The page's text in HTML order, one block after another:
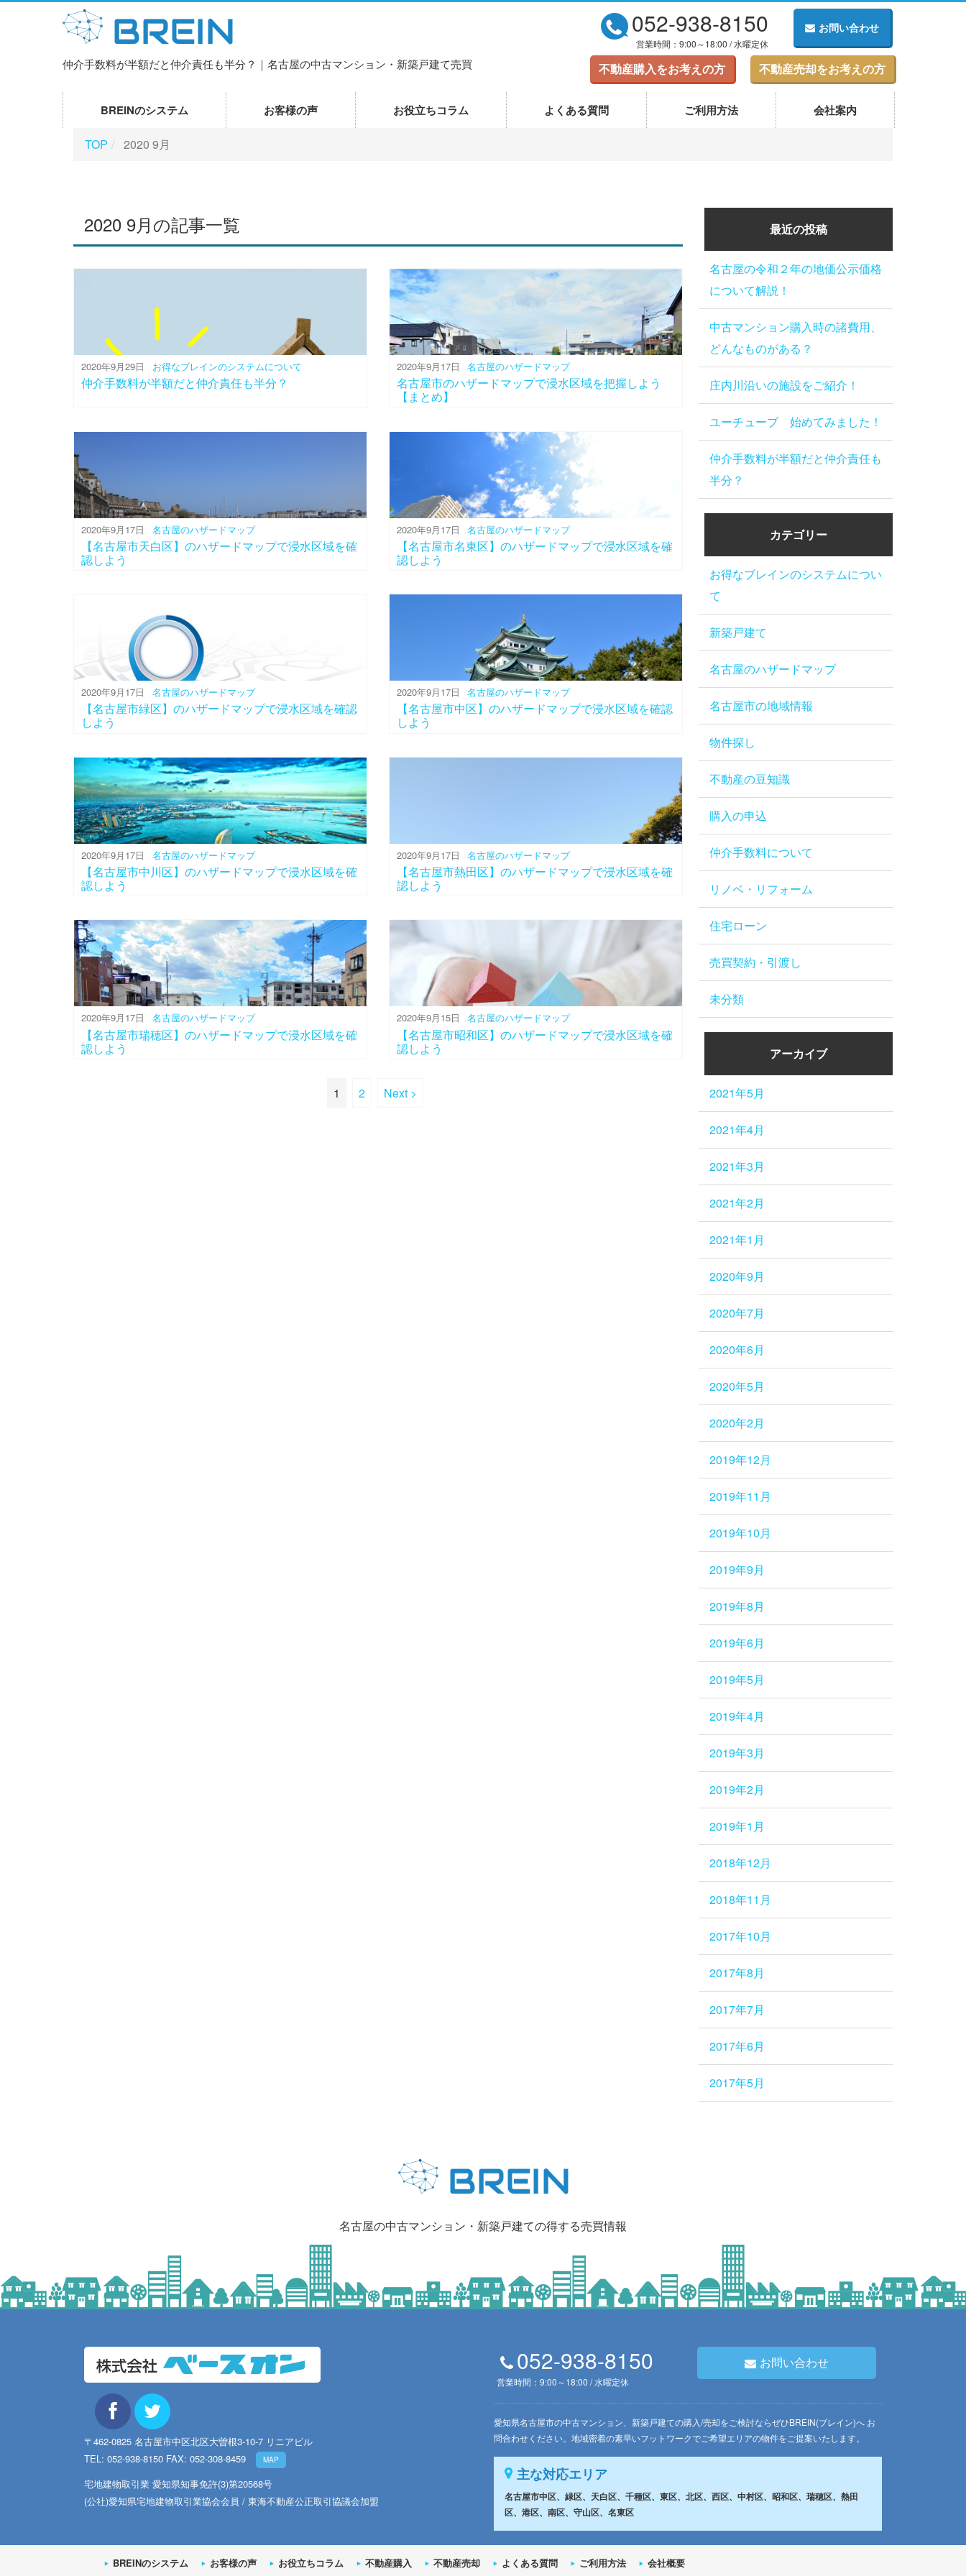
仲介手数料が半額だと仲介責任も半分？｜名古屋の中古マンション・新築戸建て売買
052-938-8150
営業時間：9:00～18:00 / 水曜定休
お問い合わせ
不動産購入をお考えの方 不動産売却をお考えの方
BREINのシステム お客様の声 お役立ちコラム よくある質問 ご利用方法 会社案内
TOP 2020 9月
2020 9月の記事一覧
2020年9月29日 お得なブレインのシステムについて
仲介手数料が半額だと仲介責任も半分？
2020年9月17日 名古屋のハザードマップ
名古屋市のハザードマップで浸水区域を把握しよう
【まとめ】
2020年9月17日 名古屋のハザードマップ
【名古屋市天白区】のハザードマップで浸水区域を確
認しよう
2020年9月17日 名古屋のハザードマップ
【名古屋市名東区】のハザードマップで浸水区域を確
認しよう
2020年9月17日 名古屋のハザードマップ
【名古屋市緑区】のハザードマップで浸水区域を確認
しよう
2020年9月17日 名古屋のハザードマップ
【名古屋市中区】のハザードマップで浸水区域を確認
しよう
2020年9月17日 名古屋のハザードマップ
【名古屋市中川区】のハザードマップで浸水区域を確
認しよう
2020年9月17日 名古屋のハザードマップ
【名古屋市熱田区】のハザードマップで浸水区域を確
認しよう
2020年9月17日 名古屋のハザードマップ
【名古屋市瑞穂区】のハザードマップで浸水区域を確
認しよう
2020年9月15日 名古屋のハザードマップ
【名古屋市昭和区】のハザードマップで浸水区域を確
認しよう
1 2 Next >
最近の投稿
名古屋の令和２年の地価公示価格
について解説！
中古マンション購入時の諸費用、
どんなものがある？
庄内川沿いの施設をご紹介！
ユーチューブ 始めてみました！
仲介手数料が半額だと仲介責任も
半分？
カテゴリー
お得なブレインのシステムについ
て
新築戸建て
名古屋のハザードマップ
名古屋市の地域情報
物件探し
不動産の豆知識
購入の申込
仲介手数料について
リノベ・リフォーム
住宅ローン
売買契約・引渡し
未分類
アーカイブ
2021年5月
2021年4月
2021年3月
2021年2月
2021年1月
2020年9月
2020年7月
2020年6月
2020年5月
2020年2月
2019年12月
2019年11月
2019年10月
2019年9月
2019年8月
2019年6月
2019年5月
2019年4月
2019年3月
2019年2月
2019年1月
2018年12月
2018年11月
2017年10月
2017年8月
2017年7月
2017年6月
2017年5月
名古屋の中古マンション・新築戸建ての得する売買情報
〒462-0825 名古屋市中区北区大曽根3-10-7 リニアビル
TEL: 052-938-8150 FAX: 052-308-8459
MAP
宅地建物取引業 愛知県知事免許(3)第20568号
(公社)愛知県宅地建物取引業協会会員 / 東海不動産公正取引協議会加盟
052-938-8150
営業時間：9:00～18:00 / 水曜定休
お問い合わせ
愛知県名古屋市の中古マンション、新築戸建ての購入/売却をご検討ならぜひBREIN(ブレイン)へ お
問合わせください。地域密着の素早いフットワークでご希望エリアの物件をご提案いたします。
主な対応エリア
名古屋市中区、緑区、天白区、千種区、東区、北区、西区、中村区、昭和区、瑞穂区、熱田
区、港区、南区、守山区、名東区
BREINのシステム お客様の声 お役立ちコラム 不動産購入 不動産売却 よくある質問 ご利用方法 会社概要